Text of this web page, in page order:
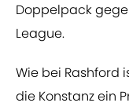
Doppelpack
League.
Wie bei Rashford
die Konstanz ein